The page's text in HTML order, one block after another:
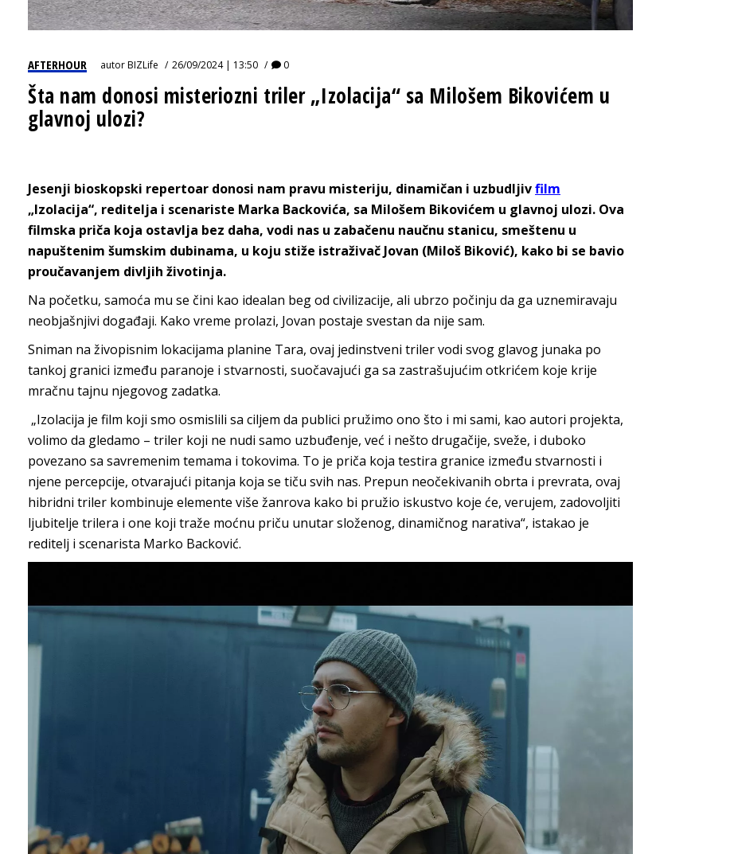
AFTERHOUR autorBIZLife 26/09/2024 | 13:50 0
Šta nam donosi misteriozni triler „Izolacija“ sa Milošem Bikovićem u
glavnoj ulozi?
Jesenji bioskopski repertoar donosi nam pravu misteriju, dinamičan i uzbudljivfilm
„Izolacija“, reditelja i scenariste Marka Backovića, sa Milošem Bikovićem u glavnoj ulozi. Ova
filmska priča koja ostavlja bez daha, vodi nas u zabačenu naučnu stanicu, smeštenu u
napuštenim šumskim dubinama, u koju stiže istraživač Jovan (Miloš Biković), kako bi se bavio
proučavanjem divljih životinja.
Na početku, samoća mu se čini kao idealan beg od civilizacije, ali ubrzo počinju da ga uznemiravaju
neobjašnjivi događaji. Kako vreme prolazi, Jovan postaje svestan da nije sam.
Sniman na živopisnim lokacijama planine Tara, ovaj jedinstveni triler vodi svog glavog junaka po
tankoj granici između paranoje i stvarnosti, suočavajući ga sa zastrašujućim otkrićem koje krije
mračnu tajnu njegovog zadatka.
„Izolacija je film koji smo osmislili sa ciljem da publici pružimo ono što i mi sami, kao autori projekta,
volimo da gledamo – triler koji ne nudi samo uzbuđenje, već i nešto drugačije, sveže, i duboko
povezano sa savremenim temama i tokovima. To je priča koja testira granice između stvarnosti i
njene percepcije, otvarajući pitanja koja se tiču svih nas. Prepun neočekivanih obrta i prevrata, ovaj
hibridni triler kombinuje elemente više žanrova kako bi pružio iskustvo koje će, verujem, zadovoljiti
ljubitelje trilera i one koji traže moćnu priču unutar složenog, dinamičnog narativa“, istakao je
reditelj i scenarista Marko Backović.